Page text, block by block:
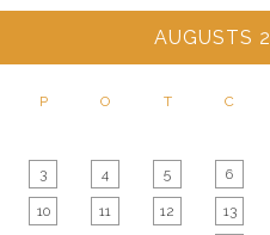
AUGUSTS
P O T C
3 4 5 6
10 11 12 13